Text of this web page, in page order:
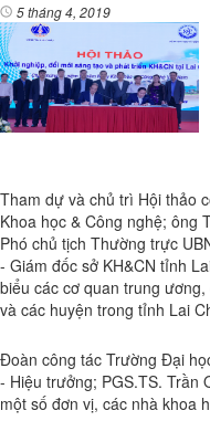
5 tháng 4, 2019
Tham dự và chủ trì Hội thảo
Khoa học & Công nghệ; ông
Phó chủ tịch Thường trực
- Giám đốc sở KH&CN tỉnh
biểu các cơ quan trung
và các huyện trong tỉnh Lai
Đoàn công tác Trường Đại
- Hiệu trưởng; PGS.TS. Trần
một số đơn vị, các nhà khoa